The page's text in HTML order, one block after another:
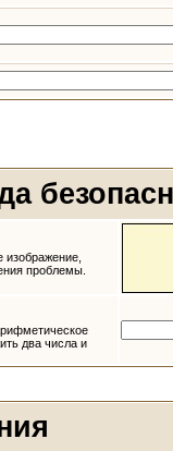
изображение,
проблемы.
два числа и